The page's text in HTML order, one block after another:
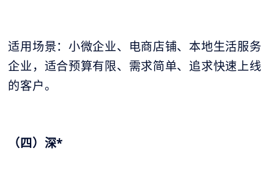
适用场景：小微企业、电商店铺、本地生活服务
企业，适合预算有限、需求简单、追求快速上线
的客户。
（四）深*